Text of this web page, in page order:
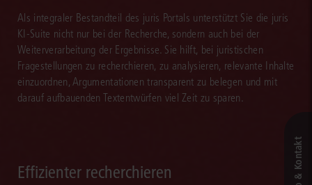
Als integraler Bestandteil des juris Portals unterstützt Sie die juris
KI-Suite nicht nur bei der Recherche, sondern auch bei der
Weiterverarbeitung der Ergebnisse. Sie hilft, bei juristischen
Fragestellungen zu recherchieren, zu analysieren, relevante Inhalte
einzuordnen, Argumentationen transparent zu belegen und mit
darauf aufbauenden Textentwürfen viel Zeit zu sparen.
Effizienter recherchieren